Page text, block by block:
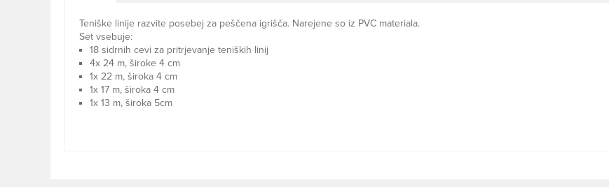
Teniške linije razvite posebej za peščena igrišča. Narejene so iz PVC materiala.
Set vsebuje:
18 sidrnih cevi za pritrjevanje teniških linij
4x 24 m, široke 4 cm
1x 22 m, široka 4 cm
1x 17 m, široka 4 cm
1x 13 m, široka 5cm